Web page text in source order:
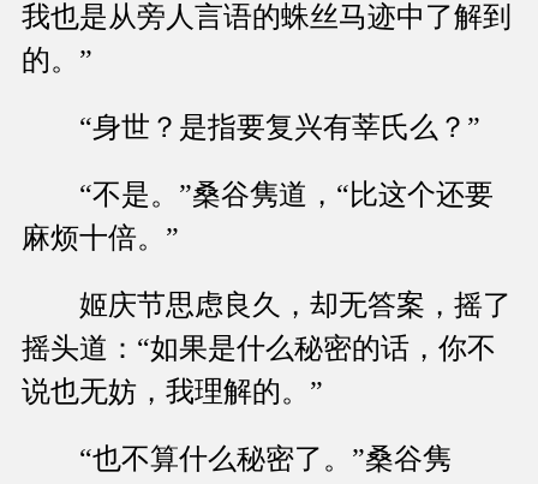
我也是从旁人言语的蛛丝马迹中了解到
的。”
“身世？是指要复兴有莘氏么？”
“不是。”桑谷隽道，“比这个还要
麻烦十倍。”
姬庆节思虑良久，却无答案，摇了
摇头道：“如果是什么秘密的话，你不
说也无妨，我理解的。”
“也不算什么秘密了。”桑谷隽